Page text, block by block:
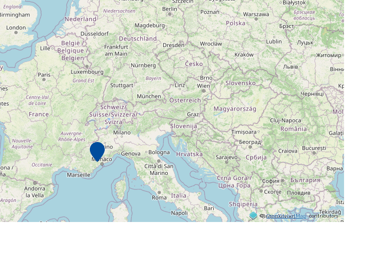
© OpenStreetMap contributors